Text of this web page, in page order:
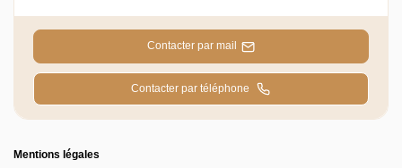
Contacter par mail
Contacter par téléphone
Mentions légales